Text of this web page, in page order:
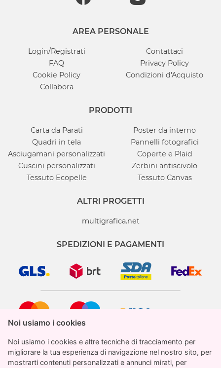
Noi usiamo i cookies
Noi usiamo i cookies e altre tecniche di tracciamento per
migliorare la tua esperienza di navigazione nel nostro sito, per
mostrarti contenuti personalizzati e annunci mirati, per
Noi usiamo i cookies
Noi usiamo i cookies e altre tecniche di tracciamento per
migliorare la tua esperienza di navigazione nel nostro sito, per
mostrarti contenuti personalizzati e annunci mirati, per
AREA PERSONALE
Login/Registrati
Contattaci
FAQ
Privacy Policy
Cookie Policy
Condizioni d'Acquisto
Collabora
PRODOTTI
Carta da Parati
Poster da interno
Quadri in tela
Pannelli fotografici
Asciugamani personalizzati
Coperte e Plaid
Cuscini personalizzati
Zerbini antiscivolo
Tessuto Ecopelle
Tessuto Canvas
ALTRI PROGETTI
multigrafica.net
SPEDIZIONI E PAGAMENTI